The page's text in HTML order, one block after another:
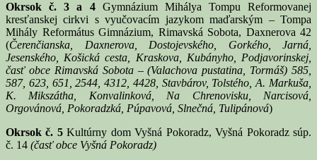
Okrsok č. 3 a 4Gymnázium Mihálya Tompu Reformovanej
kresťanskej cirkvi s vyučovacím jazykom maďarským – Tompa
Mihály Református Gimnázium, Rimavská Sobota, Daxnerova 42
(Čerenčianska, Daxnerova, Dostojevského, Gorkého, Jarná,
Jesenského, Košická cesta, Kraskova, Kubányho, Podjavorinskej,
časť obce Rimavská Sobota – (Valachova pustatina, Tormáš) 585,
587, 623, 651, 2544, 4312, 4428, Stavbárov, Tolstého, A. Markuša,
K. Mikszátha, Konvalinková, Na Chrenovisku, Narcisová,
Orgovánová, Pokoradzká, Púpavová, Slnečná, Tulipánová)
Okrsok č. 5Kultúrny dom Vyšná Pokoradz, Vyšná Pokoradz súp.
č. 14 (časť obce Vyšná Pokoradz)